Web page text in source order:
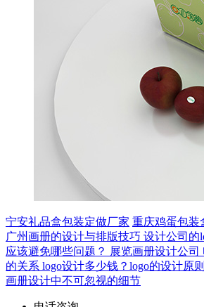
宁安礼品盒包装定做厂家 重庆鸡蛋包装
广州画册的设计与排版技巧 设计公司的
应该避免哪些问题？ 展览画册设计公司
的关系 logo设计多少钱？logo的设计原
画册设计中不可忽视的细节